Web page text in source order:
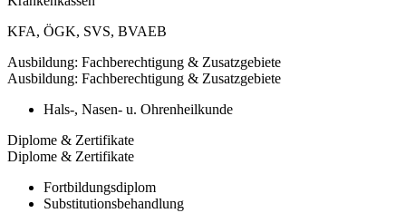
KFA, ÖGK, SVS, BVAEB
Ausbildung: Fachberechtigung & Zusatzgebiete
Ausbildung: Fachberechtigung & Zusatzgebiete
Hals-, Nasen- u. Ohrenheilkunde
Diplome & Zertifikate
Diplome & Zertifikate
Fortbildungsdiplom
Substitutionsbehandlung